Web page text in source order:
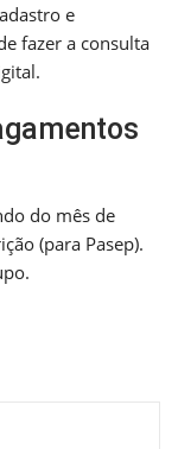
e
fazer a consulta
do mês de
(para Pasep).